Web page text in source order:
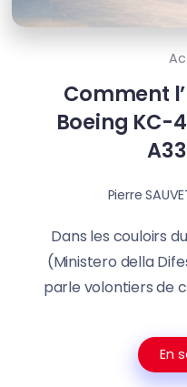
Comment
Boeing KC-
Pierre
Dans les couloirs
(Ministero della
parle volontiers de
En